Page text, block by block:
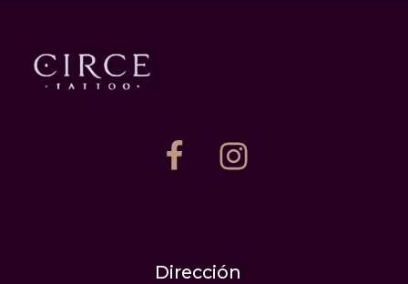
Dirección